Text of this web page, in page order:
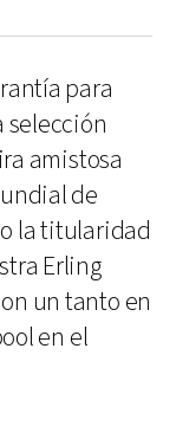
para
selección
amistosa
de
la titularidad
Erling
un tanto en
en el